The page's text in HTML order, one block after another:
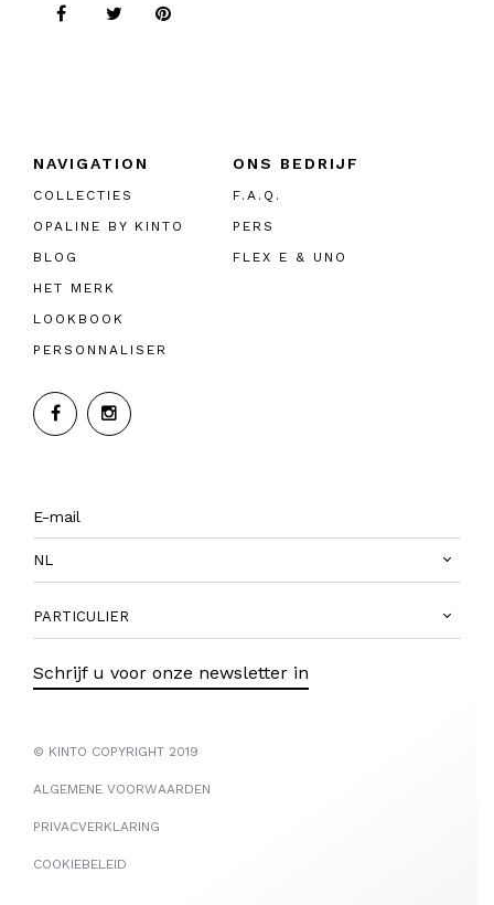
NAVIGATION
COLLECTIES
OPALINE BY KINTO
BLOG
HET MERK
LOOKBOOK
PERSONNALISER
ONS BEDRIJF
F.A.Q.
PERS
FLEX E & UNO
NL
PARTICULIER
Schrijf u voor onze newsletter in
© KINTO COPYRIGHT 2019
ALGEMENE VOORWAARDEN
PRIVACVERKLARING
COOKIEBELEID